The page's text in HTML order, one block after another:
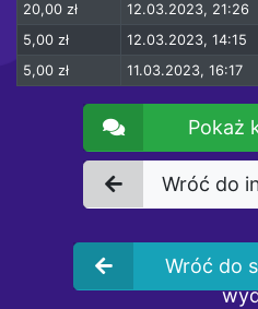
20,00 zł
12.03.2023, 21:26
5,00 zł
12.03.2023, 14:15
5,00 zł
11.03.2023, 16:17
Pokaż
Wróć do
Wróć do